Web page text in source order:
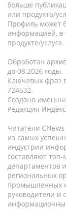
больше
или продукта/
Профиль может
информацией, в
продукте/услуге.
Обработан
до 08.2026 годы.
Ключевых фраз
724632.
Создано
Редакция
Читатели
из самых
индустрии
составляют
департаментов
региональных
промышленных
руководители и